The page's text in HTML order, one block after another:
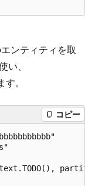
ンティティを取
い、
。
コピー